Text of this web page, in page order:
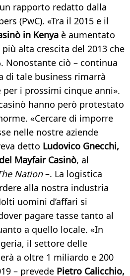
rapporto redatto dalla
(PwC). «Tra il 2015 e il
in Kenya è aumentato
alta crescita del 2013 che
Nonostante ciò – continua
di tale business rimarrà
i prossimi cinque anni».
hanno però protestato
«Cercare di imporre
nelle nostre aziende
detto Ludovico Gnecchi,
Mayfair Casinò, al
Nation–. La logistica
alla nostra industria
uomini d’affari si
pagare tasse tanto al
a quello locale. «In
il settore delle
a oltre 1 miliardo e 200
– prevede Pietro Calicchio,